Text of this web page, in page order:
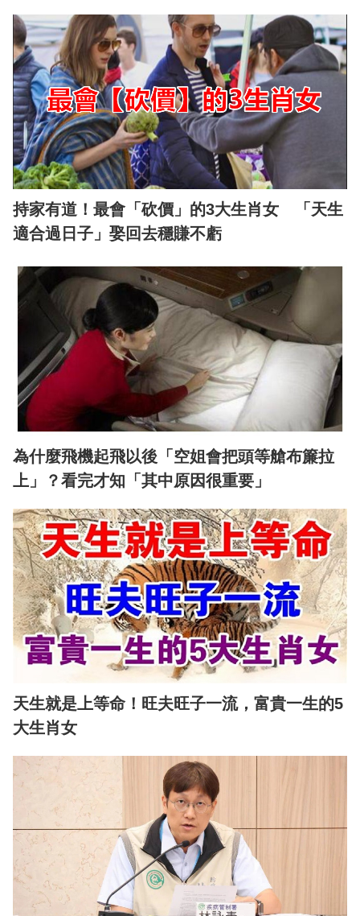
持家有道！最會「砍價」的3大生肖女 「天生
適合過日子」娶回去穩賺不虧
為什麼飛機起飛以後「空姐會把頭等艙布簾拉
上」？看完才知「其中原因很重要」
天生就是上等命！旺夫旺子一流，富貴一生的5
大生肖女